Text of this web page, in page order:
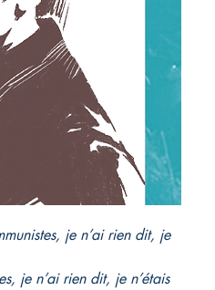
je n’ai rien dit, je
je n’ai rien dit, je n’étais